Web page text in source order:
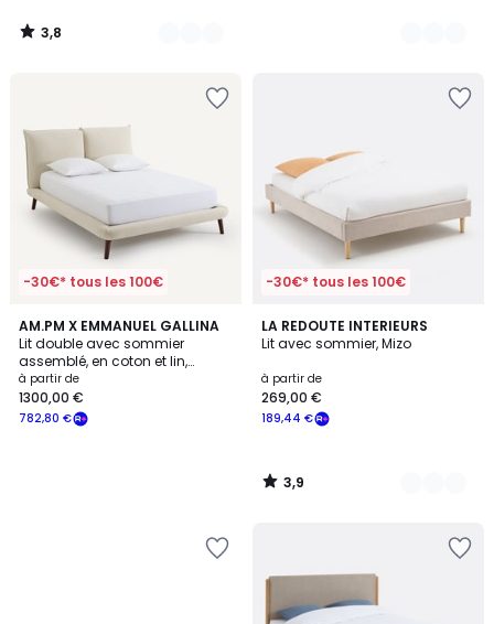
3,8
/
-30€* tous les 100€
AM.PM X EMMANUEL GALLINA
Lit double avec sommier
assemblé, en coton et lin,
AURORE
à partir de
782,80 €
1300,00 €
-30€* tous les 100€
LA REDOUTE INTERIEURS
Lit avec sommier, Mizo
à partir de
189,44 €
269,00 €
3,9
/ 5
2
Couleurs
3,9
/